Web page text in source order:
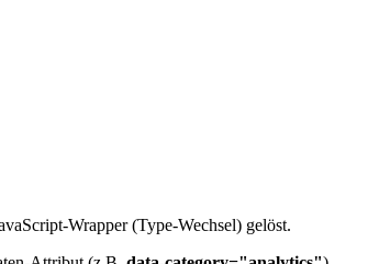
Wrapper (Type-Wechsel) gelöst.